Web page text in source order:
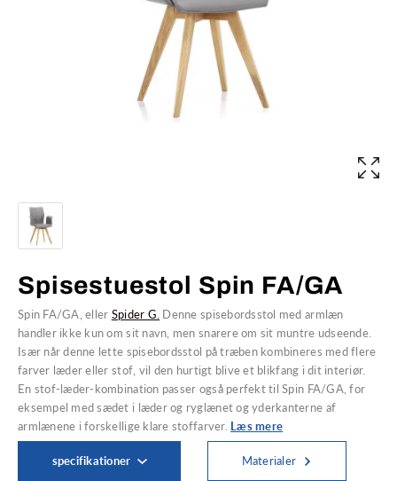
Spisestuestol Spin FA/GA
Spin FA/GA, eller Spider G. Denne spisebordsstol med armlæn
handler ikke kun om sit navn, men snarere om sit muntre udseende.
Især når denne lette spisebordsstol på træben kombineres med flere
farver læder eller stof, vil den hurtigt blive et blikfang i dit interiør.
En stof-læder-kombination passer også perfekt til Spin FA/GA, for
eksempel med sædet i læder og ryglænet og yderkanterne af
armlænene i forskellige klare stoffarver. Læs mere
specifikationer Materialer